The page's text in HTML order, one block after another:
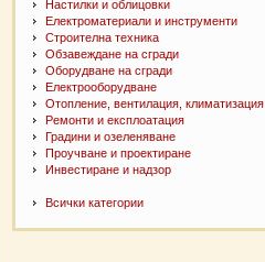
Настилки и облицовки
Електроматериали и инструменти
Строителна техника
Обзавеждане на сгради
Оборудване на сгради
Електрооборудване
Отопление, вентилация, климатизация
Ремонти и експлоатация
Градини и озеленяване
Проучване и проектиране
Инвестиране и надзор
Всички категории